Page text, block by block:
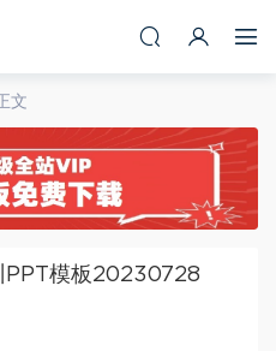
文
PPT模板20230728